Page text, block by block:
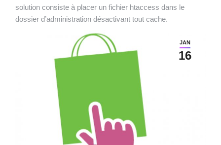
solution consiste à placer un fichier htaccess dans le
dossier d’administration désactivant tout cache.
JAN
16